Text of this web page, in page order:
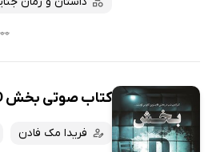
کتاب صوتی بخش D
فریدا مک فادن